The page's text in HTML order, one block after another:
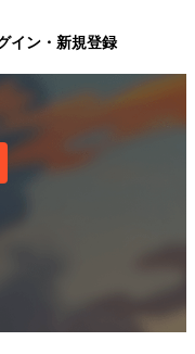
イン・新規登録